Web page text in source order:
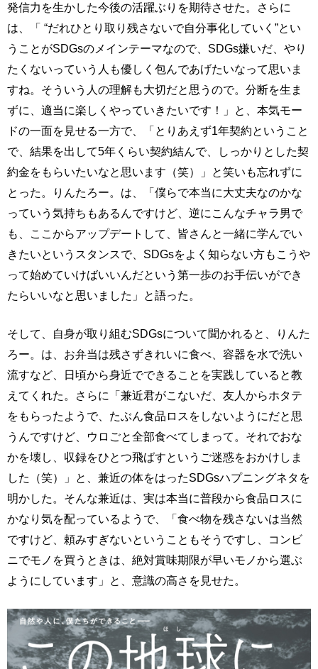
発信力を生かした今後の活躍ぶりを期待させた。さらに
は、「 “だれひとり取り残さないで自分事化していく”とい
うことがSDGsのメインテーマなので、SDGs嫌いだ、やり
たくないっていう人も優しく包んであげたいなって思いま
すね。そういう人の理解も大切だと思うので。分断を生ま
ずに、適当に楽しくやっていきたいです！」と、本気モー
ドの一面を見せる一方で、「とりあえず1年契約ということ
で、結果を出して5年くらい契約結んで、しっかりとした契
約金をもらいたいなと思います（笑）」と笑いも忘れずに
とった。りんたろー。は、「僕らで本当に大丈夫なのかな
っていう気持ちもあるんですけど、逆にこんなチャラ男で
も、ここからアップデートして、皆さんと一緒に学んでい
きたいというスタンスで、SDGsをよく知らない方もこうや
って始めていけばいいんだという第一歩のお手伝いができ
たらいいなと思いました」と語った。
そして、自身が取り組むSDGsについて聞かれると、りんた
ろー。は、お弁当は残さずきれいに食べ、容器を水で洗い
流すなど、日頃から身近でできることを実践していると教
えてくれた。さらに「兼近君がこないだ、友人からホタテ
をもらったようで、たぶん食品ロスをしないようにだと思
うんですけど、ウロごと全部食べてしまって。それでおな
かを壊し、収録をひとつ飛ばすというご迷惑をおかけしま
した（笑）」と、兼近の体をはったSDGsハプニングネタを
明かした。そんな兼近は、実は本当に普段から食品ロスに
かなり気を配っているようで、「食べ物を残さないは当然
ですけど、頼みすぎないということもそうですし、コンビ
ニでモノを買うときは、絶対賞味期限が早いモノから選ぶ
ようにしています」と、意識の高さを見せた。